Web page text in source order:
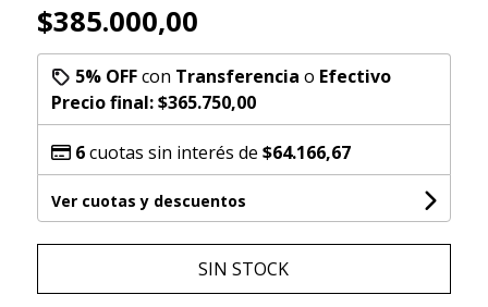
$385.000,00
5% OFFcon Transferencia o Efectivo
Precio final:$365.750,00
6cuotas sin interés de $64.166,67
Ver cuotas y descuentos
SIN STOCK